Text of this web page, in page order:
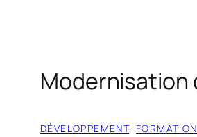
Modernisation
DÉVELOPPEMENT, FORMATION